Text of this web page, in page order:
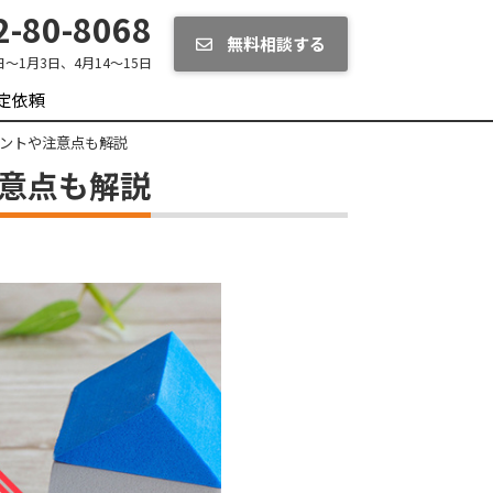
80-8068
～1月3日、4月14～15日
無料相談する
依頼
トや注意点も解説
点も解説